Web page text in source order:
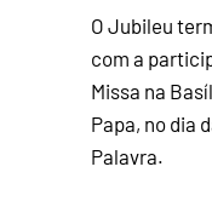
O Jubileu
com a
Missa na
Papa, no dia
Palavra.